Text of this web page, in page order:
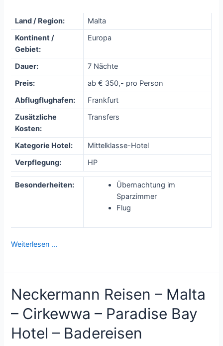
Land / Region:
Malta
Kontinent /
Gebiet:
Europa
Dauer:
7 Nächte
Preis:
ab € 350,- pro Person
Abflugflughafen:
Frankfurt
Zusätzliche
Kosten:
Transfers
Kategorie Hotel:
Mittelklasse-Hotel
Verpflegung:
HP
Besonderheiten:
Übernachtung im
Sparzimmer
Flug
Weiterlesen …
Neckermann Reisen – Malta
– Cirkewwa – Paradise Bay
Hotel – Badereisen